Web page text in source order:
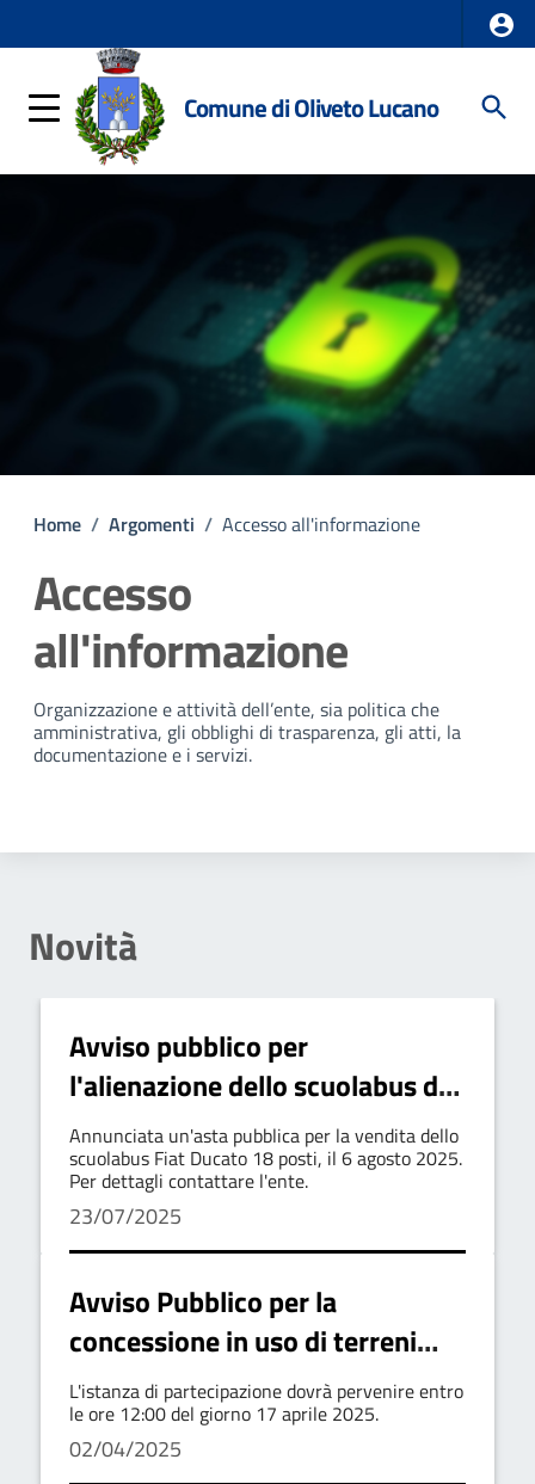
Comune di Oliveto Lucano
Home / Argomenti / Accesso all'informazione
Accesso
all'informazione
Dettagli della notizia
Organizzazione e attività dell’ente, sia politica che
amministrativa, gli obblighi di trasparenza, gli atti, la
documentazione e i servizi.
Novità
Avviso pubblico per
l'alienazione dello scuolabus di
proprietà del Comune di Oliveto
Lucano
Annunciata un'asta pubblica per la vendita dello
scuolabus Fiat Ducato 18 posti, il 6 agosto 2025.
Per dettagli contattare l'ente.
23/07/2025
Avviso Pubblico per la
concessione in uso di terreni
agricoli su cui sono radicate
piante di ulivo di proprietà
comunale
L'istanza di partecipazione dovrà pervenire entro
le ore 12:00 del giorno 17 aprile 2025.
02/04/2025